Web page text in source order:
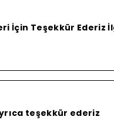
İçin Teşekkür Ederiz
teşekkür ederiz